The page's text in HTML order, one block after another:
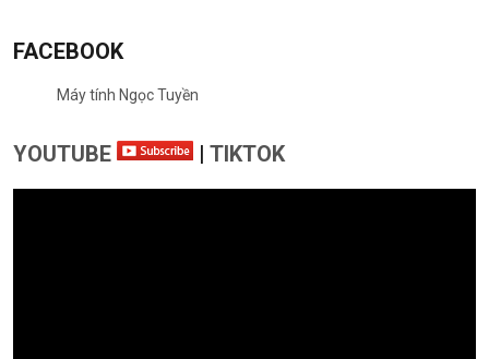
FACEBOOK
Máy tính Ngọc Tuyền
YOUTUBE | TIKTOK